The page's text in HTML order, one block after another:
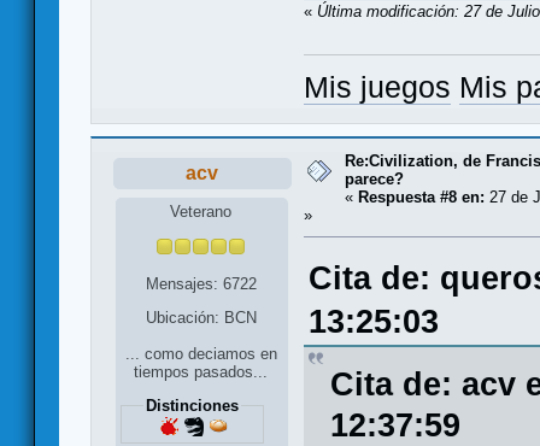
« Última modificación: 27 de
Mis juegos Mis
acv
Veterano
Mensajes: 6722
Ubicación: BCN
... como deciamos en
tiempos pasados...
Distinciones
Re:Civilization, de
parece?
« Respuesta #8 en: 27 de
»
Cita de:
13:25:03
Cita de: acv
12:37:59